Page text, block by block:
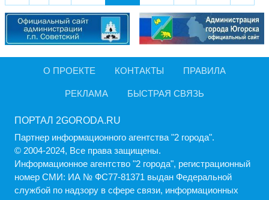
О ПРОЕКТЕ КОНТАКТЫ ПРАВИЛА
РЕКЛАМА БЫСТРАЯ СВЯЗЬ
ПОРТАЛ 2GORODA.RU
Партнер информационного агентства "2 города".
© 2004-2024, Все права защищены.
Информационное агентство "2 города", регистрационный
номер СМИ: ИА № ФС77-81371 выдан Федеральной
службой по надзору в сфере связи, информационных